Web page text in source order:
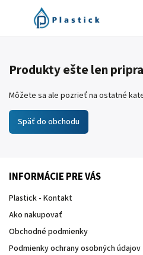
Produkty ešte len
Môžete sa ale pozrieť na ostatné
Späť do obchodu
INFORMÁCIE PRE VÁS
Plastick - Kontakt
Ako nakupovať
Obchodné podmienky
Podmienky ochrany osobných údajov